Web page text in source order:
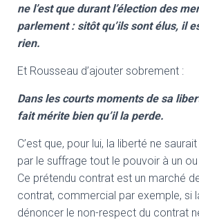
ne l’est que durant l’élection des
parlement : sitôt qu’ils sont élus, il
rien.
Et Rousseau d’ajouter sobrement :
Dans les courts moments de sa
fait mérite bien qu’il la perde.
C’est que, pour lui, la liberté ne
par le suffrage tout le pouvoir à un
Ce prétendu contrat est un marché
contrat, commercial par exemple, si
dénoncer le non-respect du contrat